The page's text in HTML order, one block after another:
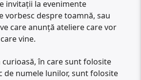
invitații la evenimente
vorbesc despre toamnă, sau
care anunță ateliere care vor
vine.
curioasă, în care sunt folosite
de numele lunilor, sunt folosite